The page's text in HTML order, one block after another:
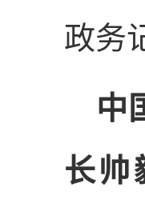
政务
中
长帅